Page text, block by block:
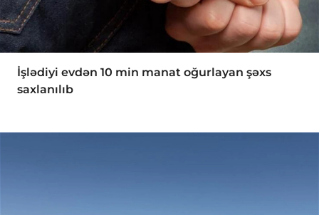
İşlədiyi evdən 10 min manat oğurlayan şəxs
saxlanılıb